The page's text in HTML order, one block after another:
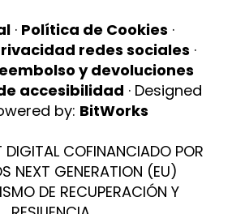
· Política de Cookies ·
redes sociales ·
y devoluciones
accesibilidad · Designed
by: BitWorks
DIGITAL COFINANCIADO POR
NEXT GENERATION (EU)
DE RECUPERACIÓN Y